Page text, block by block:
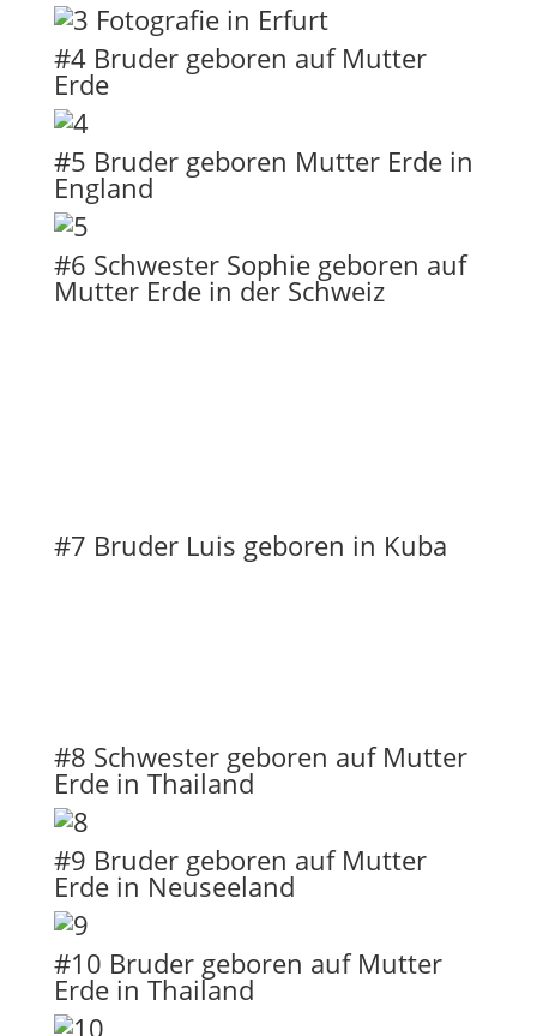
#4 Bruder geboren auf Mutter
Erde
#5 Bruder geboren Mutter Erde in
England
#6 Schwester Sophie geboren auf
Mutter Erde in der Schweiz
#7 Bruder Luis geboren in Kuba
#8 Schwester geboren auf Mutter
Erde in Thailand
#9 Bruder geboren auf Mutter
Erde in Neuseeland
#10 Bruder geboren auf Mutter
Erde in Thailand